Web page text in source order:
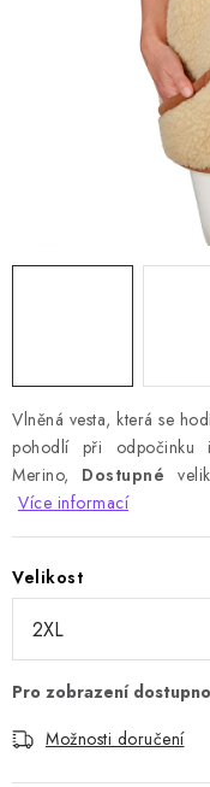
Vlněná vesta, která se
pohodlí při odpočinku
Merino, Dostupné
Více informací
Velikost
Možnosti doručení